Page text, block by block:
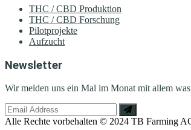
THC / CBD Produktion
THC / CBD Forschung
Pilotprojekte
Aufzucht
Newsletter
Wir melden uns ein Mal im Monat mit allem
Alle Rechte vorbehalten © 2024 TB Farming